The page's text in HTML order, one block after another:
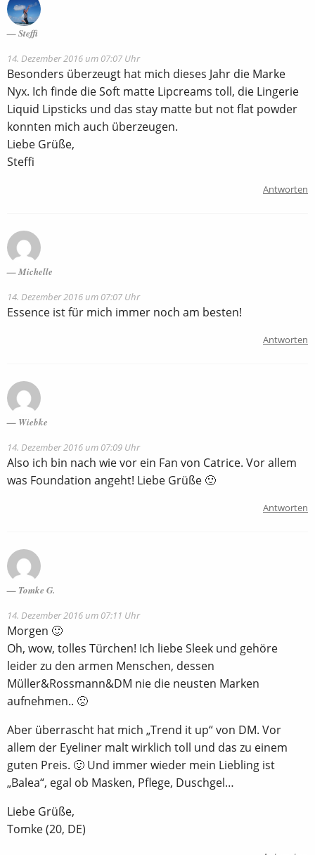
Steffi
14. Dezember 2016 um 07:07 Uhr
Besonders überzeugt hat mich dieses Jahr die Marke
Nyx. Ich finde die Soft matte Lipcreams toll, die Lingerie
Liquid Lipsticks und das stay matte but not flat powder
konnten mich auch überzeugen.
Liebe Grüße,
Steffi
Antworten
Michelle
14. Dezember 2016 um 07:07 Uhr
Essence ist für mich immer noch am besten!
Antworten
Wiebke
14. Dezember 2016 um 07:09 Uhr
Also ich bin nach wie vor ein Fan von Catrice. Vor allem
was Foundation angeht! Liebe Grüße 🙂
Antworten
Tomke G.
14. Dezember 2016 um 07:11 Uhr
Morgen 🙂
Oh, wow, tolles Türchen! Ich liebe Sleek und gehöre
leider zu den armen Menschen, dessen
Müller&Rossmann&DM nie die neusten Marken
aufnehmen.. 🙁
Aber überrascht hat mich „Trend it up“ von DM. Vor
allem der Eyeliner malt wirklich toll und das zu einem
guten Preis. 🙂 Und immer wieder mein Liebling ist
„Balea“, egal ob Masken, Pflege, Duschgel…
Liebe Grüße,
Tomke (20, DE)